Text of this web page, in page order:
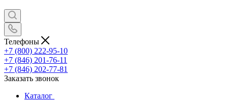
Телефоны
+7 (800) 222-95-10
+7 (846) 201-76-11
+7 (846) 202-77-81
Заказать звонок
Каталог